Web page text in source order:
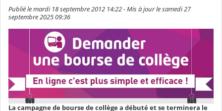
Publié le mardi 18 septembre 2012 14:22 - Mis à jour le samedi 27
septembre 2025 09:36
La campagne de bourse de collège a débuté et se terminera le